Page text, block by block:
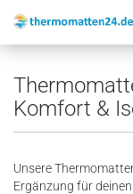
Komfort &
Unsere
Ergänzung für